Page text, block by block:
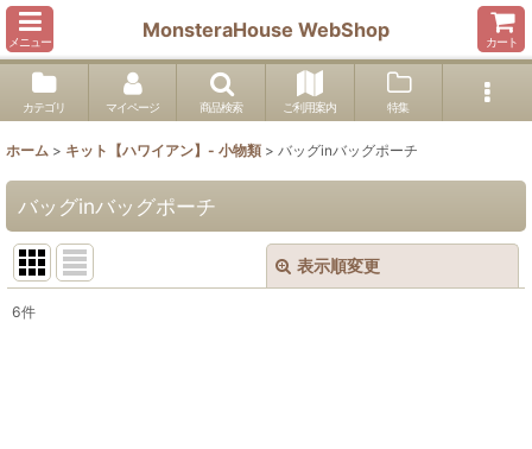
メニュー
MonsteraHouse WebShop
カート
カテゴリ マイページ 商品検索 ご利用案内 特集
ホーム > キット【ハワイアン】- 小物類 > バッグinバッグポーチ
バッグinバッグポーチ
表示順変更
6件